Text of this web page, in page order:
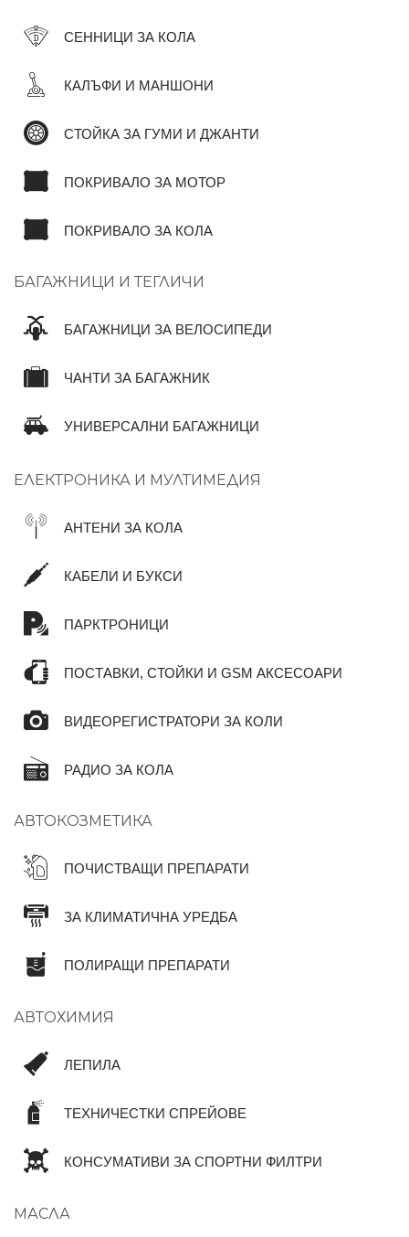
СЕННИЦИ ЗА КОЛА
КАЛЪФИ И МАНШОНИ
СТОЙКА ЗА ГУМИ И ДЖАНТИ
ПОКРИВАЛО ЗА МОТОР
ПОКРИВАЛО ЗА КОЛА
БАГАЖНИЦИ И ТЕГЛИЧИ
БАГАЖНИЦИ ЗА ВЕЛОСИПЕДИ
ЧАНТИ ЗА БАГАЖНИК
УНИВЕРСАЛНИ БАГАЖНИЦИ
ЕЛЕКТРОНИКА И МУЛТИМЕДИЯ
АНТЕНИ ЗА КОЛА
КАБЕЛИ И БУКСИ
ПАРКТРОНИЦИ
ПОСТАВКИ, СТОЙКИ И GSM АКСЕСОАРИ
ВИДЕОРЕГИСТРАТОРИ ЗА КОЛИ
РАДИО ЗА КОЛА
АВТОКОЗМЕТИКА
ПОЧИСТВАЩИ ПРЕПАРАТИ
ЗА КЛИМАТИЧНА УРЕДБА
ПОЛИРАЩИ ПРЕПАРАТИ
АВТОХИМИЯ
ЛЕПИЛА
ТЕХНИЧЕСТКИ СПРЕЙОВЕ
КОНСУМАТИВИ ЗА СПОРТНИ ФИЛТРИ
МАСЛА